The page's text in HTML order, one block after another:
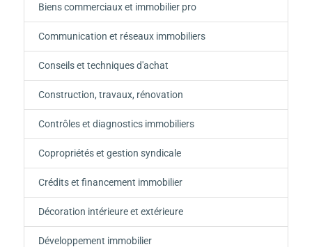
Biens commerciaux et immobilier pro
Communication et réseaux immobiliers
Conseils et techniques d'achat
Construction, travaux, rénovation
Contrôles et diagnostics immobiliers
Copropriétés et gestion syndicale
Crédits et financement immobilier
Décoration intérieure et extérieure
Développement immobilier